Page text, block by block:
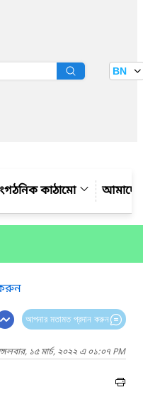
BN
কাঠামো
আপনার মতামত প্রদান করুন
১৫ মার্চ, ২০২২ এ ০১:০৭ PM